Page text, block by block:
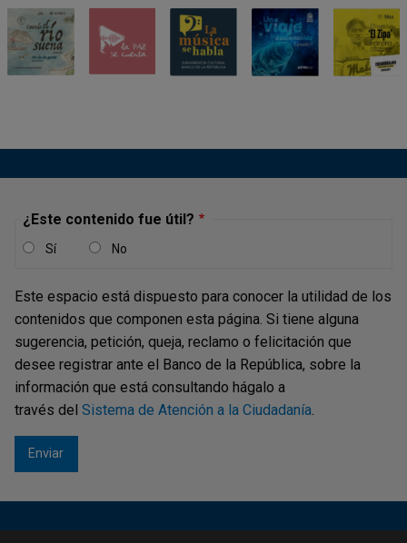
impactan nuestro día a día, y en los que Banco de la
República juega un rol importante.
Le invitamos a escuchar los diferentes episodios de
¿Este contenido fue útil?
Sí No
Este espacio está dispuesto para conocer la utilidad de los
contenidos que componen esta página. Si tiene alguna
sugerencia, petición, queja, reclamo o felicitación que
desee registrar ante el Banco de la República, sobre la
información que está consultando hágalo a
través del Sistema de Atención a la Ciudadanía.